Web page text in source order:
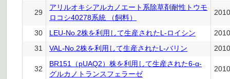
29
アリルオキシアルカノエート系除草剤耐性トウモ
ロコシ40278系統 （飼料）
30 LEU-No.2株を利用して生産されたL-ロイシン
31
VAL-No.2株を利用して生産されたL-バリン
32
BR151（pUAQ2）株を利用して生産された6-α-
グルカノトランスフェラーゼ